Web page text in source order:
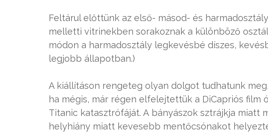
Feltárul előttünk az első- másod- és
melletti vitrinekben sorakoznak a különböző
módon a harmadosztály legkevésbé díszes,
legjobb állapotban.)
A kiállításon rengeteg olyan dolgot tudhatunk
ha mégis, már régen elfelejtettük a DiCapriós film
Titanic katasztrófáját. A bányászok sztrájkja miatt
helyhiány miatt kevesebb mentőcsónakot